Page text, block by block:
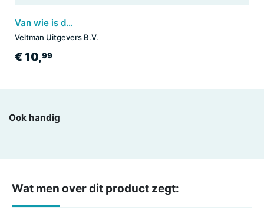
Van wie is deze poep?
Veltman Uitgevers B.V.
€ 10,99
Ook handig
Wat men over dit product zegt: